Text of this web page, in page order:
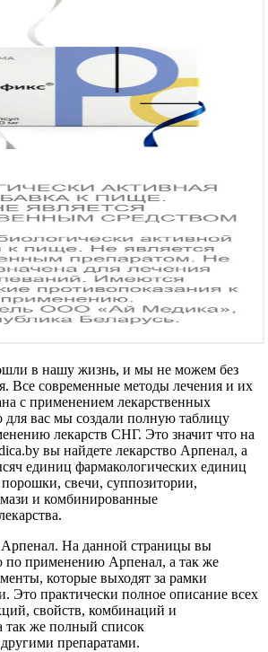
в нашу жизнь, и мы не можем без
Все современные методы лечения и их
с применением лекарственных
для вас мы создали полную таблицу
лекарств СНГ. Это значит что на
вы найдете лекарство Арпенал, а
единиц фармакологических единиц
порошки, свечи, суппозитории,
и комбинированные
На данной страницы вы
по применению Арпенал, а так же
которые выходят за рамки
Это практически полное описание всех
свойств, комбинаций и
так же полный список
препаратами.